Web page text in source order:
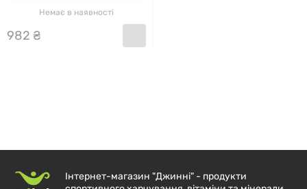
Немає в наявності
982 ₴
Інтернет-магазин "Джинні" - продукти